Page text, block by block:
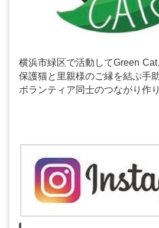
横浜市緑区で活動してGreen Cat
保護猫と里親様のご縁を結ぶ手
ボランティア同士のつながり作